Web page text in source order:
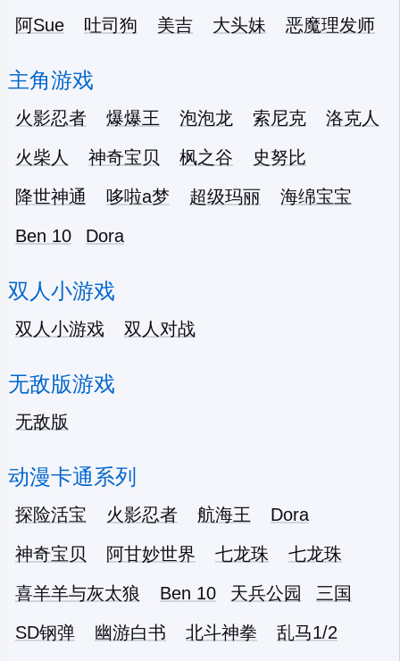
阿Sue 吐司狗 美吉 大头妹 恶魔理发师
主角游戏
火影忍者 爆爆王 泡泡龙 索尼克
洛克人
火柴人
神奇宝贝 枫之谷
史努比
降世神通
哆啦a梦 超级玛丽
海绵宝宝
Ben 10
Dora
双人小游戏
双人小游戏 双人对战
无敌版游戏
无敌版
动漫卡通系列
探险活宝 火影忍者 航海王
Dora
神奇宝贝
阿甘妙世界 七龙珠
七龙珠
喜羊羊与灰太狼
Ben 10 天兵公园
三国
SD钢弹
幽游白书 北斗神拳
乱马1/2